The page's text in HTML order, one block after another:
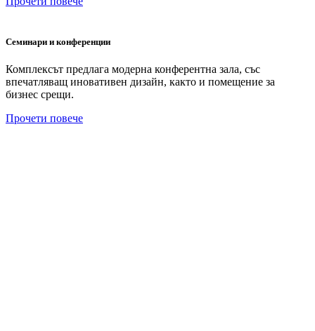
Семинари и конференции
Комплексът предлага модерна конферентна зала, със
впечатляващ иновативен дизайн, както и помещение за
бизнес срещи.
Прочети повече